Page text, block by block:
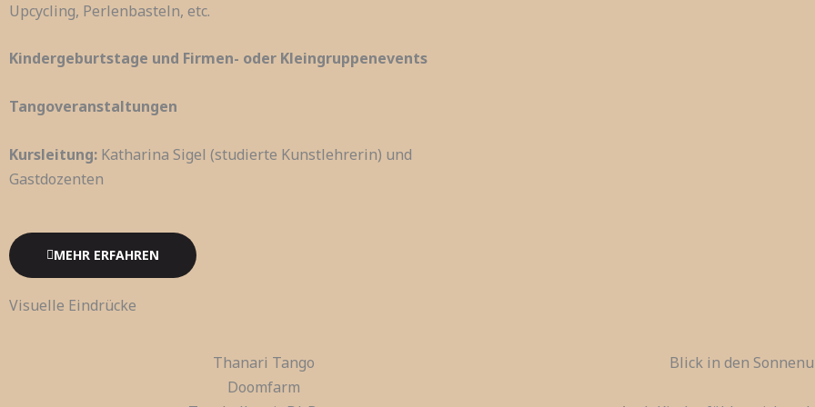
Upcycling, Perlenbasteln, etc.
Kindergeburtstage und Firmen- oder Kleingruppenevents
Tangoveranstaltungen
Kursleitung: Katharina Sigel (studierte Kunstlehrerin) und
Gastdozenten
MEHR ERFAHREN
Visuelle Eindrücke
Thanari Tango
Blick in den
Doomfarm